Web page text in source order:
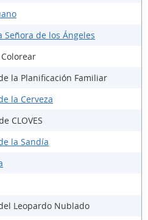
Señora de los Ángeles
la Planificación Familiar
la Cerveza
CLOVES
la Sandía
Leopardo Nublado